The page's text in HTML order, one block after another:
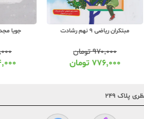
مبتکران ریاضی 9 نهم رشادت
۹۷۰,۰۰۰تومان
۷۷۶,۰۰۰تومان
جویا مجد